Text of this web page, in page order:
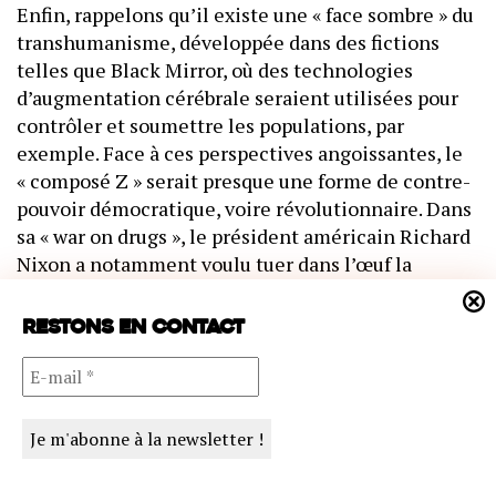
Enfin, rappelons qu’il existe une « face sombre » du
transhumanisme, développée dans des fictions
telles que Black Mirror, où des technologies
d’augmentation cérébrale seraient utilisées pour
contrôler et soumettre les populations, par
exemple. Face à ces perspectives angoissantes, le
« composé Z » serait presque une forme de contre-
pouvoir démocratique, voire révolutionnaire. Dans
sa « war on drugs », le président américain Richard
Nixon a notamment voulu tuer dans l’œuf la
substances dans le même panier que la cocaïne ou
n’a repris que récemment, lentement et
péniblement. Si cette interdiction (y compris pour
la recherche) n’avait pas eu lieu aux Etats-Unis, je
pourrais parier, avec une assez bonne confiance,
Restons en contact